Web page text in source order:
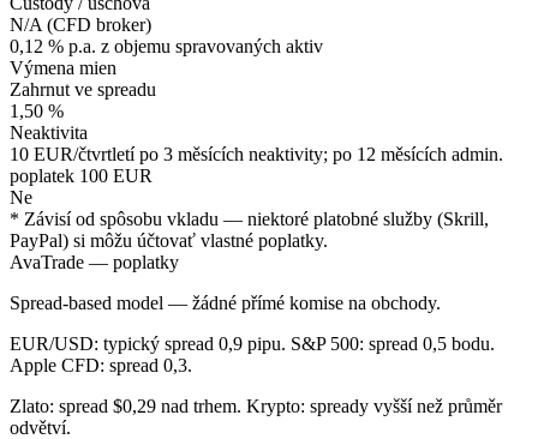
N/A (CFD broker)
0,12 % p.a. z objemu spravovaných aktiv
Výmena mien
Zahrnut ve spreadu
1,50 %
Neaktivita
10 EUR/čtvrtletí po 3 měsících neaktivity; po 12 měsících admin.
poplatek 100 EUR
Ne
* Závisí od spôsobu vkladu — niektoré platobné služby (Skrill,
PayPal) si môžu účtovať vlastné poplatky.
AvaTrade — poplatky
Spread-based model — žádné přímé komise na obchody.
EUR/USD: typický spread 0,9 pipu. S&P 500: spread 0,5 bodu.
Apple CFD: spread 0,3.
Zlato: spread $0,29 nad trhem. Krypto: spready vyšší než průměr
odvětví.